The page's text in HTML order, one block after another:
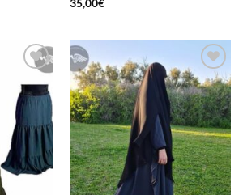
35,00€
à la liste
d’envies
Ajouter
à la liste
d’envies